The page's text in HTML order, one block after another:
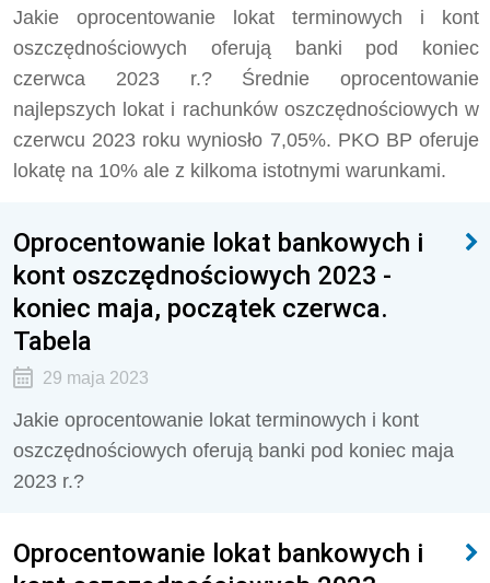
Jakie oprocentowanie lokat terminowych i kont
oszczędnościowych oferują banki pod koniec
czerwca 2023 r.? Średnie oprocentowanie
najlepszych lokat i rachunków oszczędnościowych w
czerwcu 2023 roku wyniosło 7,05%. PKO BP oferuje
lokatę na 10% ale z kilkoma istotnymi warunkami.
Oprocentowanie lokat bankowych i
kont oszczędnościowych 2023 -
koniec maja, początek czerwca.
Tabela
29 maja 2023
Jakie oprocentowanie lokat terminowych i kont
oszczędnościowych oferują banki pod koniec maja
2023 r.?
Oprocentowanie lokat bankowych i